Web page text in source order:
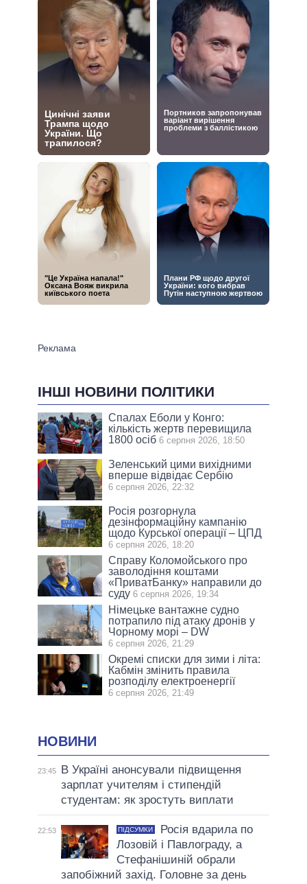
ІНШІ НОВИНИ ПОЛІТИКИ
Спалах Еболи у Конго:
кількість жертв перевищила
1800 осіб 6 серпня 2026, 18:50
Зеленський цими вихідними
вперше відвідає Сербію
6 серпня 2026, 22:32
Росія розгорнула
дезінформаційну кампанію
щодо Курської операції – ЦПД
6 серпня 2026, 18:20
Справу Коломойського про
заволодіння коштами
«ПриватБанку» направили до
суду 6 серпня 2026, 19:34
Німецьке вантажне судно
потрапило під атаку дронів у
Чорному морі – DW
6 серпня 2026, 21:29
Окремі списки для зими і літа:
Кабмін змінить правила
розподілу електроенергії
6 серпня 2026, 21:49
НОВИНИ
23:45
В Україні анонсували підвищення
зарплат учителям і стипендій
студентам: як зростуть виплати
22:53 ПІДСУМКИ
Росія вдарила по
Лозовій і Павлограду, а
Стефанішиній обрали
запобіжний захід. Головне за день